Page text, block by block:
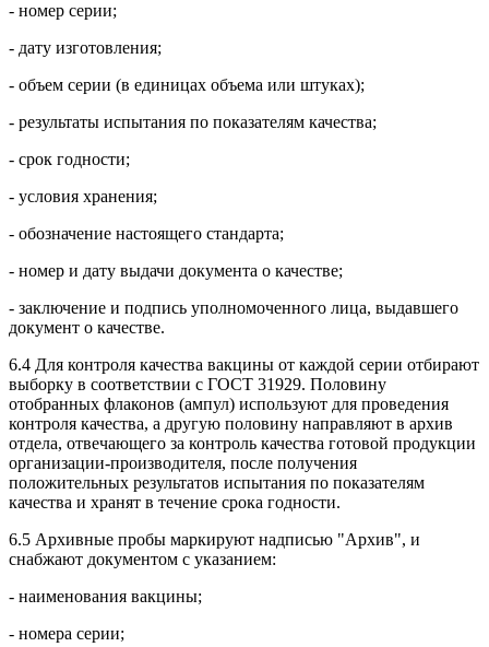
- номер серии;
- дату изготовления;
- объем серии (в единицах объема или штуках);
- результаты испытания по показателям качества;
- срок годности;
- условия хранения;
- обозначение настоящего стандарта;
- номер и дату выдачи документа о качестве;
- заключение и подпись уполномоченного лица, выдавшего
документ о качестве.
6.4 Для контроля качества вакцины от каждой серии отбирают
выборку в соответствии с ГОСТ 31929. Половину
отобранных флаконов (ампул) используют для проведения
контроля качества, а другую половину направляют в архив
отдела, отвечающего за контроль качества готовой продукции
организации-производителя, после получения
положительных результатов испытания по показателям
качества и хранят в течение срока годности.
6.5 Архивные пробы маркируют надписью "Архив", и
снабжают документом с указанием:
- наименования вакцины;
- номера серии;